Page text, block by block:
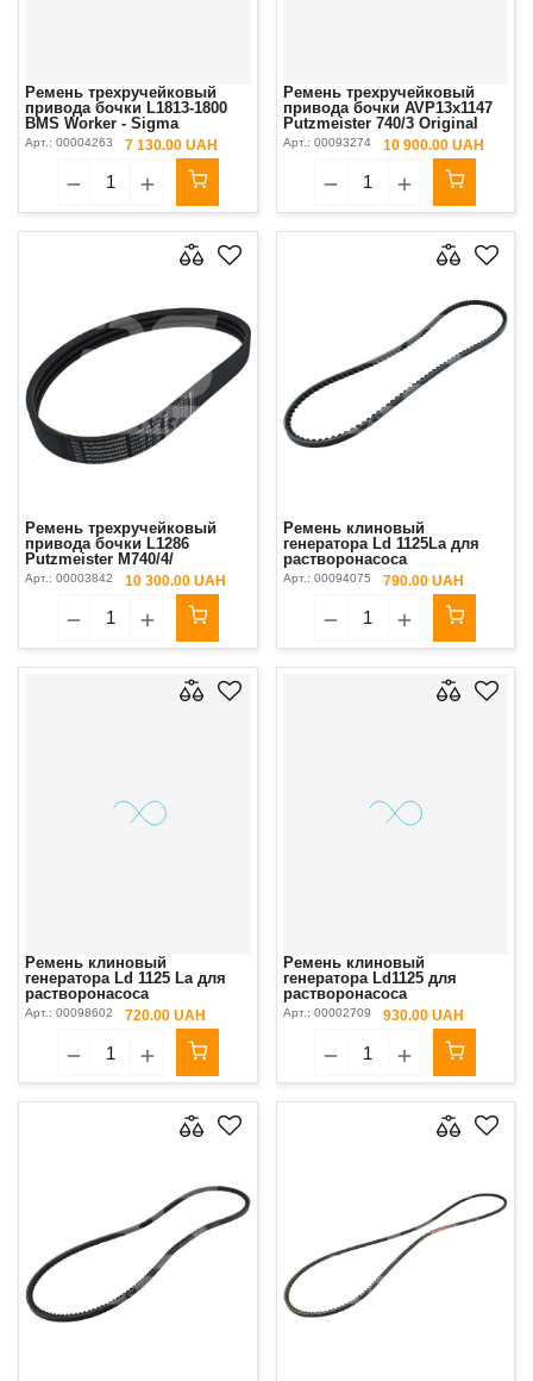
Ремень трехручейковый
привода бочки L1813-1800
BMS Worker - Sigma
Арт.: 00004263 7 130.00 UAH
Ремень трехручейковый
привода бочки AVP13х1147
Putzmeister 740/3 Original
Арт.: 00093274 10 900.00 UAH
Ремень трехручейковый
привода бочки L1286
Putzmeister М740/4/
Brinkmann 450/550 Original
Арт.: 00003842 10 300.00 UAH
Ремень клиновый
генератора Ld 1125La для
растворонасоса
BMS/Brinkmann DC 260/45,
Putzmeister М740/1/2
Арт.: 00094075 790.00 UAH
Ремень клиновый
генератора Ld 1125 La для
растворонасоса
BMS/Brinkmann DC 260/45,
Putzmeister М740/1/2
Арт.: 00098602 720.00 UAH
Ремень клиновый
генератора Ld1125 для
растворонасоса
BMS/Brinkmann DC 260/45,
Putzmeister М740/1/2 Original
Арт.: 00002709 930.00 UAH